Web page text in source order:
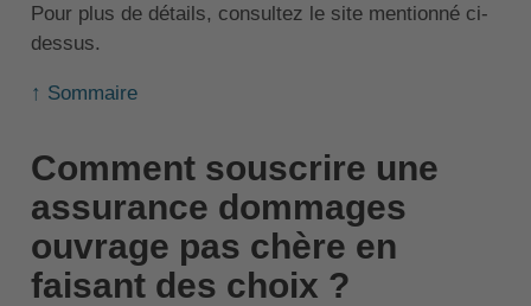
Pour plus de détails, consultez le site mentionné ci-
dessus.
↑ Sommaire
Comment souscrire une
assurance dommages
ouvrage pas chère en
faisant des choix ?